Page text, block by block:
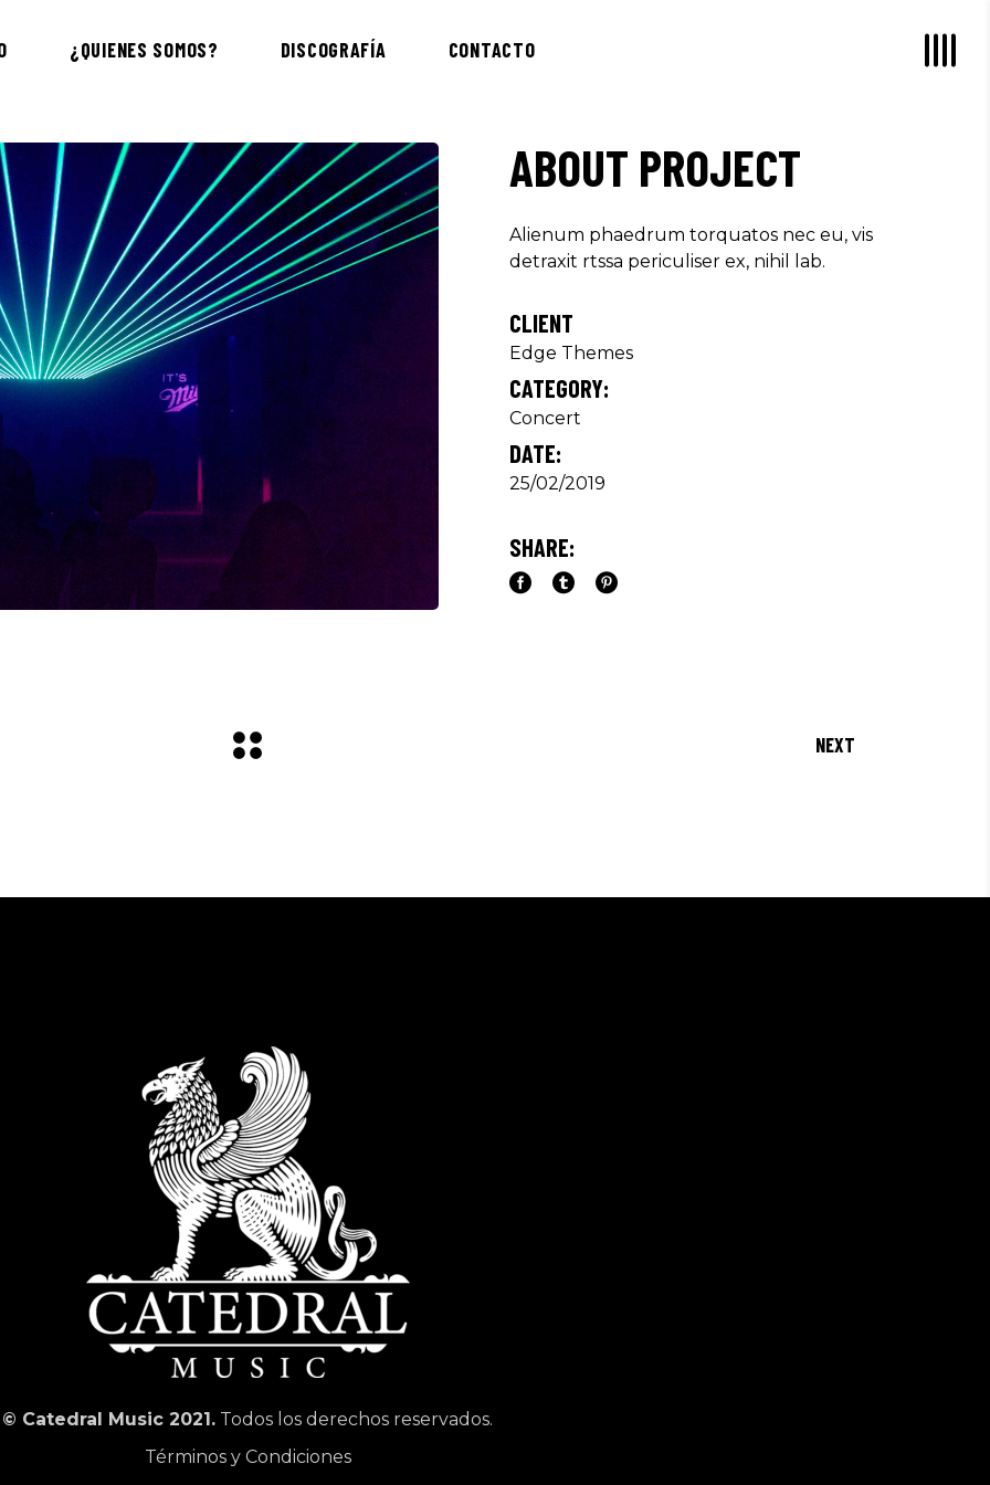
¿QUIENES SOMOS? DISCOGRAFÍA CONTACTO
ABOUT PROJECT
Alienum phaedrum torquatos nec eu, vis
detraxit rtssa periculiser ex, nihil lab.
CLIENT
Edge Themes
CATEGORY:
Concert
DATE:
25/02/2019
SHARE:
NEXT
© Catedral Music 2021. Todos los derechos reservados.
Términos y Condiciones